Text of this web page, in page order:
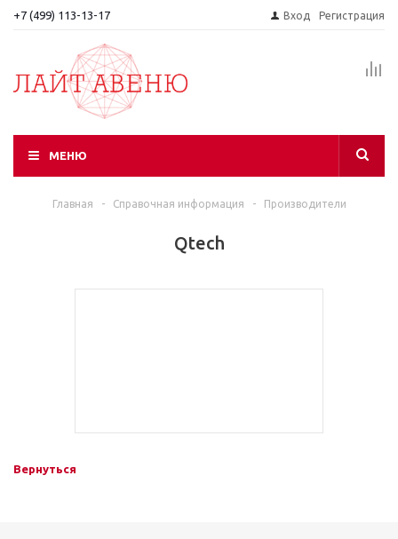
+7 (499) 113-13-17 Вход Регистрация
МЕНЮ
Главная - Справочная информация - Производители
Qtech
Вернуться